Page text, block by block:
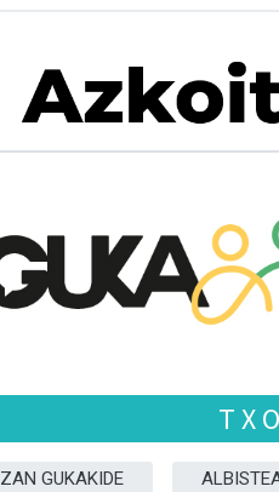
IZAN GUKAKIDE